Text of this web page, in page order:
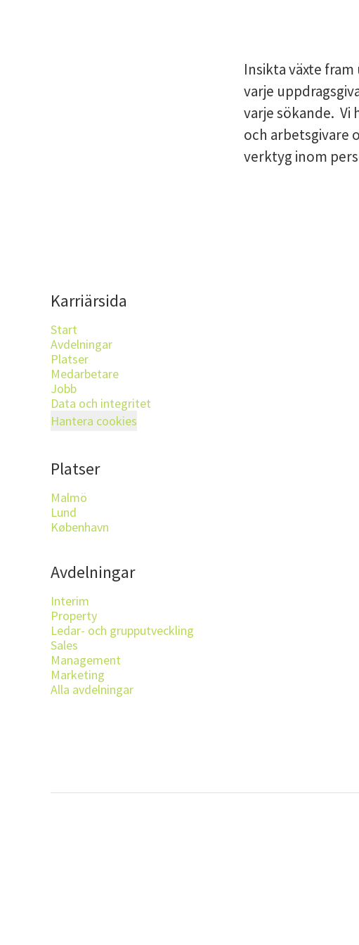
Insikta växte
varje
varje sökande. Vi
och arbetsgivare
verktyg inom
Karriärsida
Start
Avdelningar
Platser
Medarbetare
Jobb
Data och integritet
Hantera cookies
Platser
Malmö
Lund
København
Avdelningar
Interim
Property
Ledar- och grupputveckling
Sales
Management
Marketing
Alla avdelningar